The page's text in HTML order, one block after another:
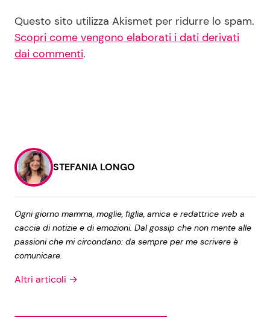
Questo sito utilizza Akismet per ridurre lo spam.
Scopri come vengono elaborati i dati derivati
dai commenti.
STEFANIA LONGO
Ogni giorno mamma, moglie, figlia, amica e redattrice web a
caccia di notizie e di emozioni. Dal gossip che non mente alle
passioni che mi circondano: da sempre per me scrivere è
comunicare.
Altri articoli →